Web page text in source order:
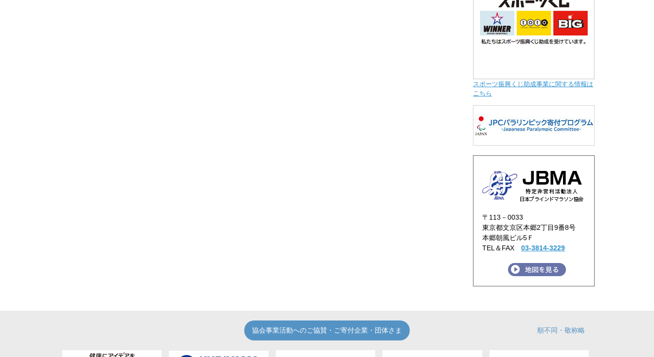
スポーツ振興くじ助成事業に関する情報は
こちら
〒113－0033
東京都文京区本郷2丁目9番8号
本郷朝風ビル5Ｆ
TEL＆FAX 03-3814-3229
協会事業活動へのご協賛・ご寄付企業・団体さま 順不同・敬称略